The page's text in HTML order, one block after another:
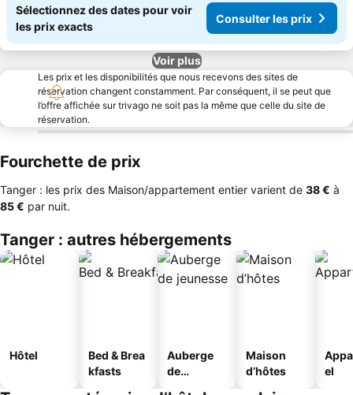
Sélectionnez des dates pour voir
les prix exacts
Consulter les prix
Voir plus
Les prix et les disponibilités que nous recevons des sites de
réservation changent constamment. Par conséquent, il se peut que
l’offre affichée sur trivago ne soit pas la même que celle du site de
réservation.
Fourchette de prix
Tanger : les prix des Maison/appartement entier varient de ‎38 € à
‎85 € par nuit.
Tanger : autres hébergements
Hôtel
Bed & Brea
kfasts
Auberge
de
Maison
d’hôtes
el